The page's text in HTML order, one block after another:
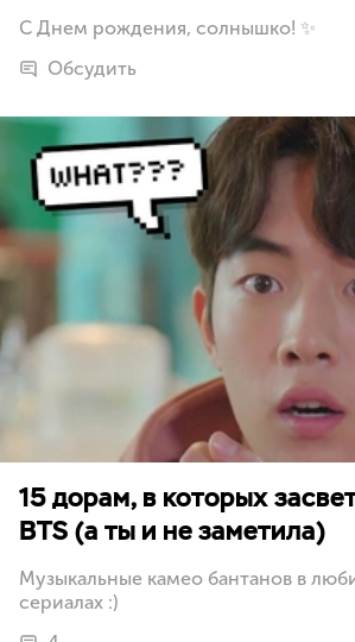
C Днем рождения, солнышко! ✨
Обсудить
15 дорам, в которых
BTS (а ты и не заметила)
Музыкальные камео бантанов в
сериалах :)